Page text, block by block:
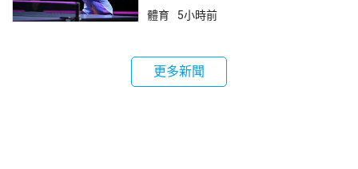
體育 5小時前
更多新聞